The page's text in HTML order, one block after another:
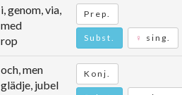
i, genom, via,
med
rop
Prep.
Subst. ♀ sing.
och, men
glädje, jubel
Konj.